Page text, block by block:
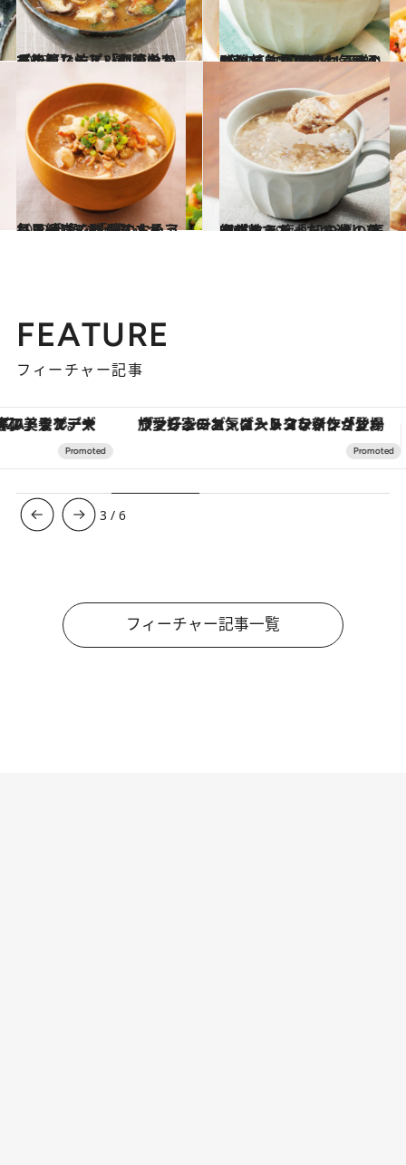
2023.1.2
【後篇】忙しい朝のおかずにもなる！「血液のおそうじスープ」の簡単アレンジレシピ3選
グルメ 2022.3.20
1日1杯飲めばOK！ 医師が教える 「脳のおそうじスープ」で お疲れ気味の脳がスッキリ
グルメ
2022.3.20
毎日続けて脳がスッキリ！ 手軽な「脳のおそうじスープ」の おすすめアレンジレシピ4選
グルメ 2022.1.29
完成までたった10分！ 医師が教える「だる消しスープ」で 疲れ知らずの体を作ろう
グルメ
FEATURE
フィーチャー記事
ヴァシュロン・コンスタンタン「オーヴァーシーズ・オートマティック」。旅愛好家のお気に入りコレクションから、ジェンダーレスな新作が登場 【夏限定ディナーコース】旬を
3 /6
フィーチャー記事一覧